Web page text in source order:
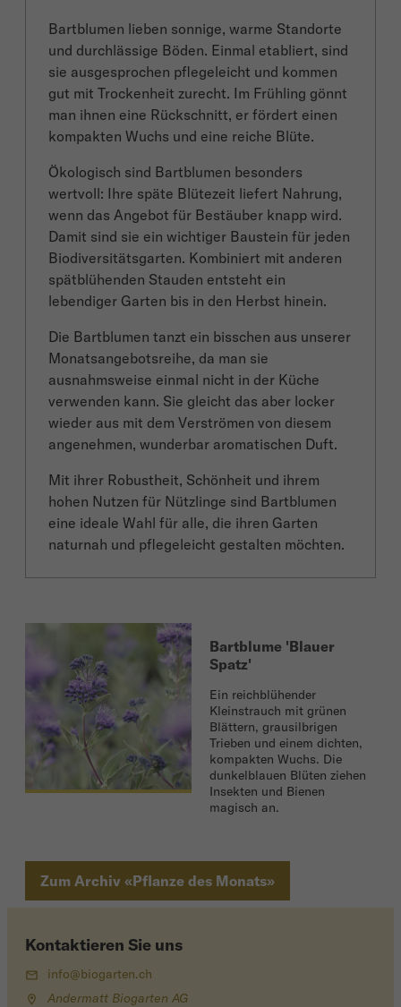
Bartblumen lieben sonnige, warme Standorte
und durchlässige Böden. Einmal etabliert, sind
sie ausgesprochen pflegeleicht und kommen
gut mit Trockenheit zurecht. Im Frühling gönnt
man ihnen eine Rückschnitt, er fördert einen
kompakten Wuchs und eine reiche Blüte.
Ökologisch sind Bartblumen besonders
wertvoll: Ihre späte Blütezeit liefert Nahrung,
wenn das Angebot für Bestäuber knapp wird.
Damit sind sie ein wichtiger Baustein für jeden
Biodiversitätsgarten. Kombiniert mit anderen
spätblühenden Stauden entsteht ein
lebendiger Garten bis in den Herbst hinein.
Die Bartblumen tanzt ein bisschen aus unserer
Monatsangebotsreihe, da man sie
ausnahmsweise einmal nicht in der Küche
verwenden kann. Sie gleicht das aber locker
wieder aus mit dem Verströmen von diesem
angenehmen, wunderbar aromatischen Duft.
Mit ihrer Robustheit, Schönheit und ihrem
hohen Nutzen für Nützlinge sind Bartblumen
eine ideale Wahl für alle, die ihren Garten
naturnah und pflegeleicht gestalten möchten.
Bartblume 'Blauer
Spatz'
Ein reichblühender
Kleinstrauch mit grünen
Blättern, grausilbrigen
Trieben und einem dichten,
kompakten Wuchs. Die
dunkelblauen Blüten ziehen
Insekten und Bienen
magisch an.
Zum Archiv «Pflanze des Monats»
Kontaktieren Sie uns
info@biogarten.ch
Andermatt Biogarten AG